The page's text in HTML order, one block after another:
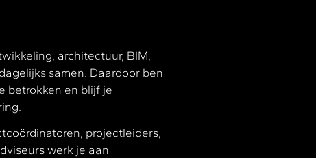
architectuur, BIM,
samen. Daardoor ben
betrokken en blijf je
projectleiders,
werk je aan